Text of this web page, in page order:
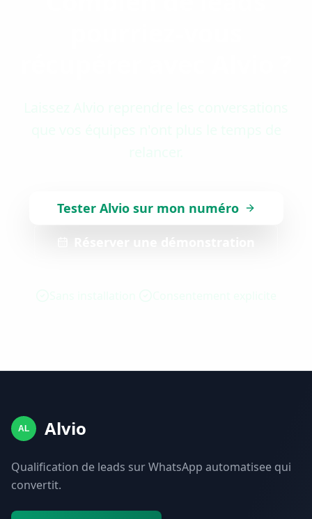
Tester Alvio sur mon numéro
AL Alvio
Qualification de leads sur WhatsApp automatisee qui
convertit.